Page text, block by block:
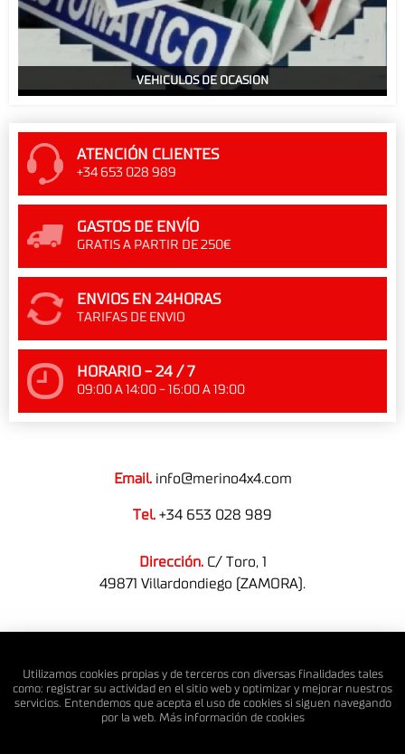
VEHICULOS DE OCASION
ATENCIÓN CLIENTES
+34 653 028 989
GASTOS DE ENVÍO
GRATIS A PARTIR DE 250€
ENVIOS EN 24HORAS
TARIFAS DE ENVIO
HORARIO - 24 / 7
09:00 A 14:00 - 16:00 A 19:00
Email. info@merino4x4.com
Tel. +34 653 028 989
Dirección.C/ Toro, 1
49871 Villardondiego (ZAMORA).
© MERINO 4X4 S.L. Todos los derechos reservados.
Utilizamos cookies propias y de terceros con diversas finalidades tales
como: registrar su actividad en el sitio web y optimizar y mejorar nuestros
servicios. Entendemos que acepta el uso de cookies si siguen navegando
por la web. Más información de cookies